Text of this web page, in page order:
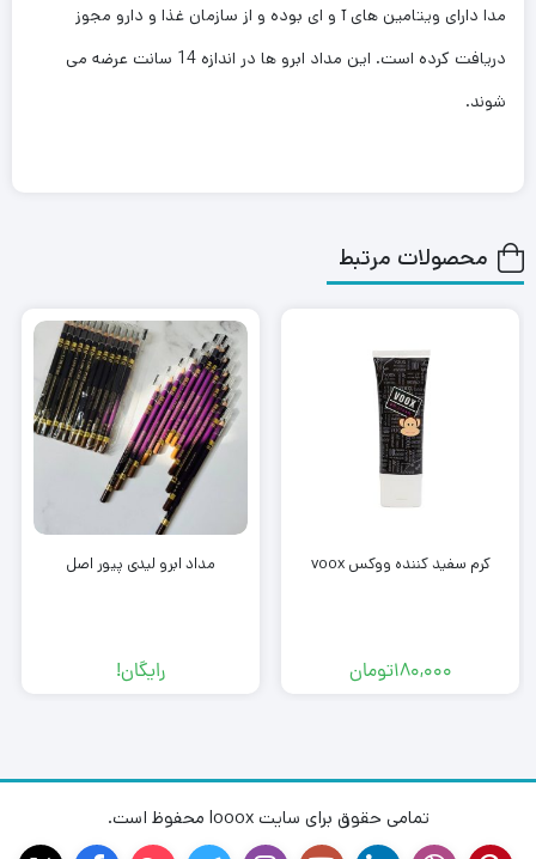
مدا دارای ویتامین های آ و ای بوده و از سازمان غذا و دارو مجوز
دریافت کرده است. این مداد ابرو ها در اندازه 14 سانت عرضه می
شوند.
محصولات مرتبط
کرم سفید کننده ووکس voox
180,000تومان
مداد ابرو لیدی پیور اصل
رایگان!
تمامی حقوق برای سایت looox محفوظ است.